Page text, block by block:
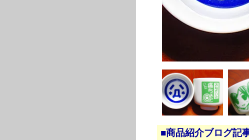
■商品紹介ブログ記